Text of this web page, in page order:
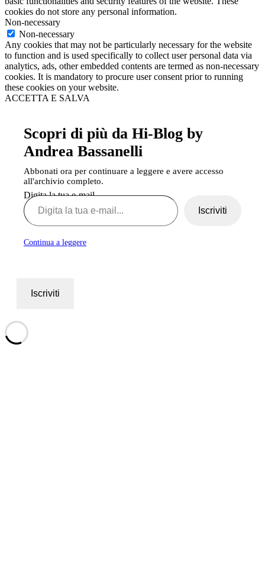
cookies do not store any personal information.
Non-necessary
Non-necessary
Any cookies that may not be particularly necessary for the website
to function and is used specifically to collect user personal data via
analytics, ads, other embedded contents are termed as non-necessary
cookies. It is mandatory to procure user consent prior to running
these cookies on your website.
ACCETTA E SALVA
Scopri di più da Hi-Blog by
Andrea Bassanelli
Abbonati ora per continuare a leggere e avere accesso
all'archivio completo.
Digita la tua e-mail...
Iscriviti
Continua a leggere
Iscriviti